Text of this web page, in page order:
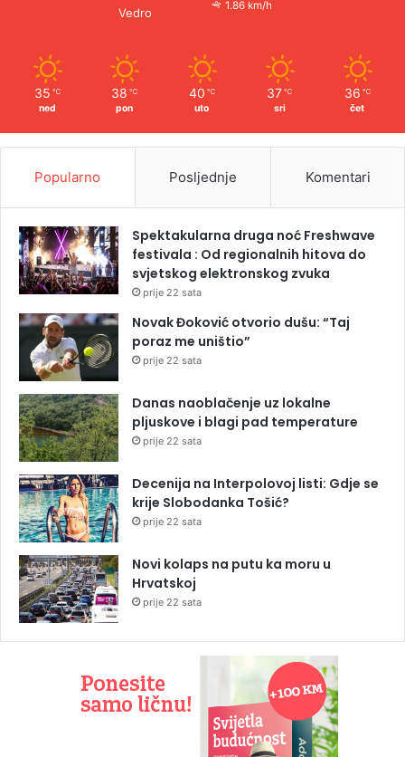
Vedro
1.86 km/h
35 ℃
ned
38 ℃
pon
40 ℃
uto
37 ℃
sri
36 ℃
čet
Popularno Posljednje Komentari
Spektakularna druga noć Freshwave
festivala : Od regionalnih hitova do
svjetskog elektronskog zvuka
prije 22 sata
Novak Đoković otvorio dušu: “Taj
poraz me uništio”
prije 22 sata
Danas naoblačenje uz lokalne
pljuskove i blagi pad temperature
prije 22 sata
Decenija na Interpolovoj listi: Gdje se
krije Slobodanka Tošić?
prije 22 sata
Novi kolaps na putu ka moru u
Hrvatskoj
prije 22 sata